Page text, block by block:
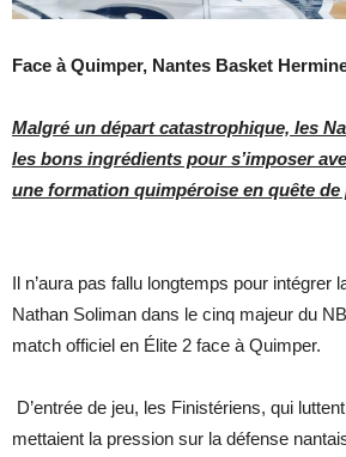
Face à Quimper, Nantes Basket
Malgré un départ catastrophique, les
les bons ingrédients pour s’imposer
une formation quimpéroise en quête de
Il n’aura pas fallu longtemps pour intégrer
Nathan Soliman dans le cinq majeur du
match officiel en Élite 2 face à Quimper.
D’entrée de jeu, les Finistériens, qui
mettaient la pression sur la défense